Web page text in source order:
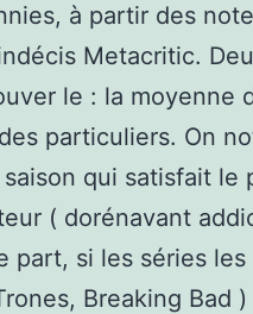
à partir des
Metacritic.
le : la moyenne
particuliers. On
qui satisfait le
( dorénavant
part, si les séries
Breaking Bad